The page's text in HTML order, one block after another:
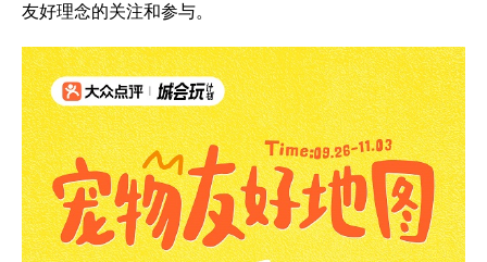
友好理念的关注和参与。